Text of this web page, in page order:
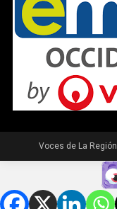
Voces de La Región